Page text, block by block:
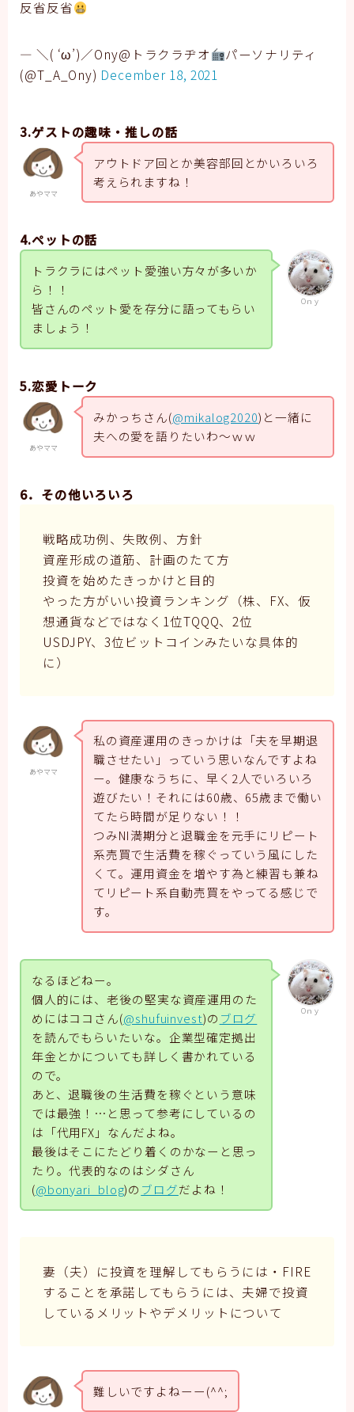
反省反省
— ＼( ‘ω’)／Ony@トラクラヂオ
パーソナリティ
(@T_A_Ony) December 18, 2021
3.ゲストの趣味・推しの話
あやママ
アウトドア回とか美容部回とかいろいろ
考えられますね！
4.ペットの話
Oｎｙ
トラクラにはペット愛強い方々が多いか
ら！！
皆さんのペット愛を存分に語ってもらい
ましょう！
5.恋愛トーク
あやママ
みかっちさん(@mikalog2020)と一緒に
夫への愛を語りたいわ～ｗｗ
6．その他いろいろ
戦略成功例、失敗例、方針
資産形成の道筋、計画のたて方
投資を始めたきっかけと目的
やった方がいい投資ランキング（株、FX、仮
想通貨などではなく1位TQQQ、2位
USDJPY、3位ビットコインみたいな具体的
に）
あやママ
私の資産運用のきっかけは「夫を早期退
職させたい」っていう思いなんですよね
ー。健康なうちに、早く2人でいろいろ
遊びたい！それには60歳、65歳まで働い
てたら時間が足りない！！
つみNI満期分と退職金を元手にリピート
系売買で生活費を稼ぐっていう風にした
くて。運用資金を増やす為と練習も兼ね
てリピート系自動売買をやってる感じで
す。
Oｎｙ
なるほどねー。
個人的には、老後の堅実な資産運用のた
めにはココさん(@shufuinvest)の ブログ
を読んでもらいたいな。企業型確定拠出
年金とかについても詳しく書かれている
ので。
あと、退職後の生活費を稼ぐという意味
では最強！…と思って参考にしているの
は「代用FX」なんだよね。
最後はそこにたどり着くのかなーと思っ
たり。代表的なのはシダさん
(@bonyari_blog)の ブログだよね！
妻（夫）に投資を理解してもらうには・FIRE
することを承諾してもらうには、夫婦で投資
しているメリットやデメリットについて
難しいですよねーー(^^;